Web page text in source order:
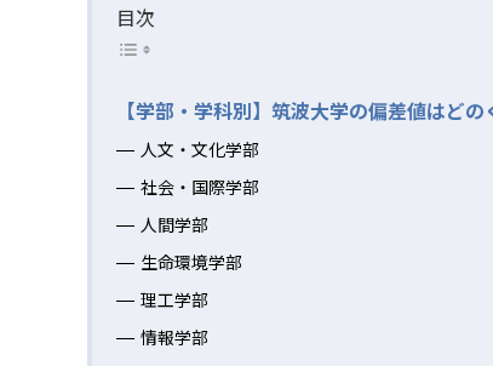
目次
【学部・学科別】筑波大学の偏差値はど
人文・文化学部
社会・国際学部
人間学部
生命環境学部
理工学部
情報学部